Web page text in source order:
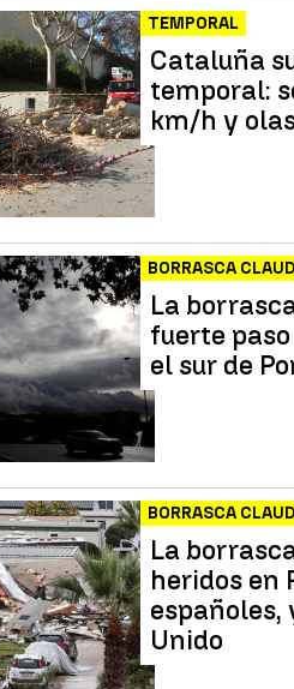
TEMPORAL
Cataluña
temporal:
km/h y
BORRASCA
La
fuerte
el sur de
BORRASCA
La
heridos en
Unido